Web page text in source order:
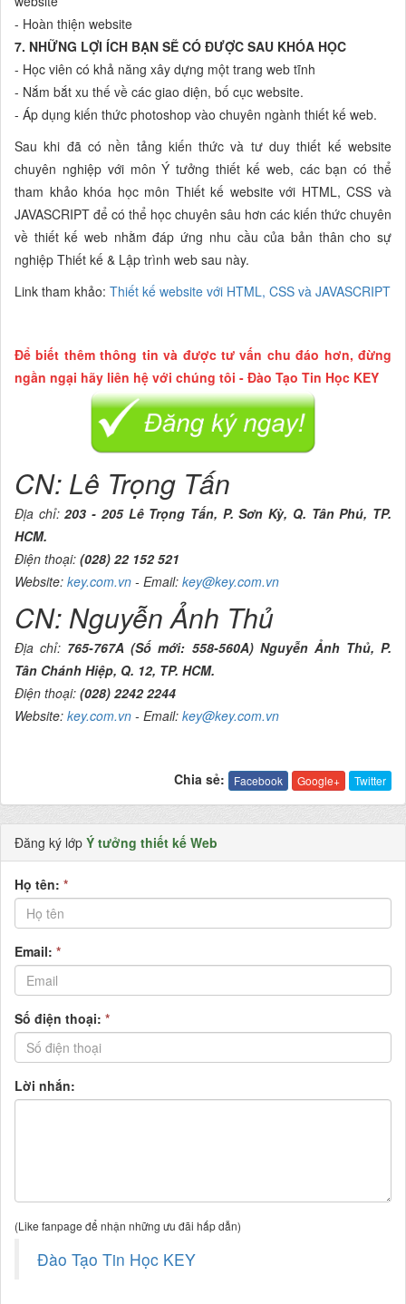
- Hoàn thiện website
7. NHỮNG LỢI ÍCH BẠN SẼ CÓ ĐƯỢC SAU KHÓA HỌC
- Học viên có khả năng xây dựng một trang web tĩnh
- Nắm bắt xu thế về các giao diện, bố cục website.
- Áp dụng kiến thức photoshop vào chuyên ngành thiết kế web.
Sau khi đã có nền tảng kiến thức và tư duy thiết kế website
chuyên nghiệp với môn Ý tưởng thiết kế web, các bạn có thể
tham khảo khóa học môn Thiết kế website với HTML, CSS và
JAVASCRIPT để có thể học chuyên sâu hơn các kiến thức chuyên
về thiết kế web nhằm đáp ứng nhu cầu của bản thân cho sự
nghiệp Thiết kế & Lập trình web sau này.
Link tham khảo: Thiết kế website với HTML, CSS và JAVASCRIPT
Để biết thêm thông tin và được tư vấn chu đáo hơn, đừng
ngần ngại hãy liên hệ với chúng tôi - Đào Tạo Tin Học KEY
CN: Lê Trọng Tấn
Địa chỉ:203 - 205 Lê Trọng Tấn, P. Sơn Kỳ, Q. Tân Phú, TP.
HCM.
Điện thoại: (028) 22 152 521
Website: key.com.vn - Email: key@key.com.vn
CN: Nguyễn Ảnh Thủ
Địa chỉ: 765-767A (Số mới: 558-560A) Nguyễn Ảnh Thủ, P.
Tân Chánh Hiệp, Q. 12, TP. HCM.
Điện thoại: (028) 2242 2244
Website: key.com.vn - Email: key@key.com.vn
Chia sẻ: Facebook Google+ Twitter
Đăng ký lớp Ý tưởng thiết kế Web
Họ tên: *
Email: *
Số điện thoại: *
Lời nhắn:
(Like fanpage để nhận những ưu đãi hấp dẫn)
Đào Tạo Tin Học KEY